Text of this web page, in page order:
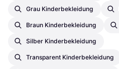
Grau Kinderbekleidung
Braun Kinderbekleidung
Silber Kinderbekleidung
Transparent Kinderbekleidung